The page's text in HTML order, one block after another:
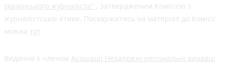
українського журналіста"
, затвердженим Комісією з
журналістської етики. Поскаржитись на матеріал до Комісії
можна тут
Видання є членом Асоціації Незалежні регіональні видавці